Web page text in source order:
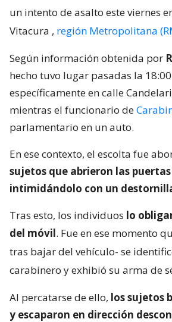
un intento de asalto este viernes
Vitacura , región Metropolitana
Según información obtenida por
hecho tuvo lugar pasadas la
específicamente en calle
mientras el funcionario de
parlamentario en un auto.
En ese contexto, el escolta fue
sujetos que abrieron las
intimidándolo con un
Tras esto, los individuos lo
del móvil. Fue en ese momento
tras bajar del vehículo- se
carabinero y exhibió su arma de
Al percatarse de ello, los sujetos
y escaparon en dirección